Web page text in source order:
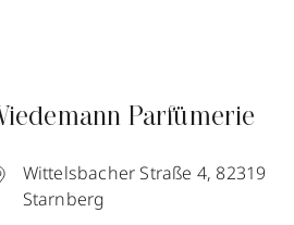
Parfümerie
Wittelsbacher Straße 4, 82319
Starnberg